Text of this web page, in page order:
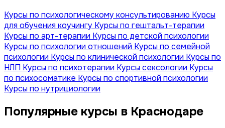
Курсы по психологическому консультированию Курсы
для обучения коучингу Курсы по гештальт-терапии
Курсы по арт-терапии Курсы по детской психологии
Курсы по психологии отношений Курсы по семейной
психологии Курсы по клинической психологии Курсы по
НЛП Курсы по психотерапии Курсы сексологии Курсы
по психосоматике Курсы по спортивной психологии
Курсы по нутрициологии
Популярные курсы в Краснодаре